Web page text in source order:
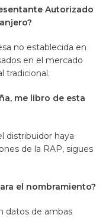
Autorizado
no establecida en
en el mercado
tradicional.
me libro de esta
distribuidor haya
de la RAP, sigues
el nombramiento?
datos de ambas